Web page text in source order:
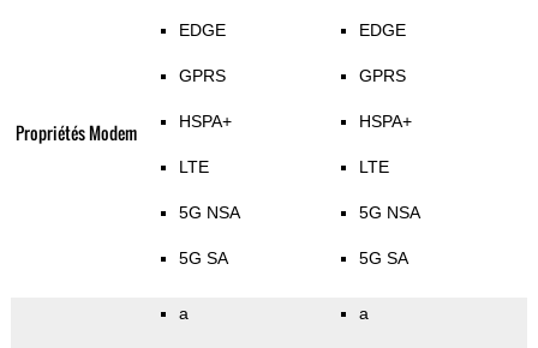
Propriétés Modem
EDGE
GPRS
HSPA+
LTE
5G NSA
5G SA
EDGE
GPRS
HSPA+
LTE
5G NSA
5G SA
a a